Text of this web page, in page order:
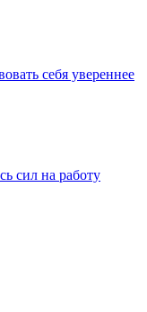
себя увереннее
сил на работу